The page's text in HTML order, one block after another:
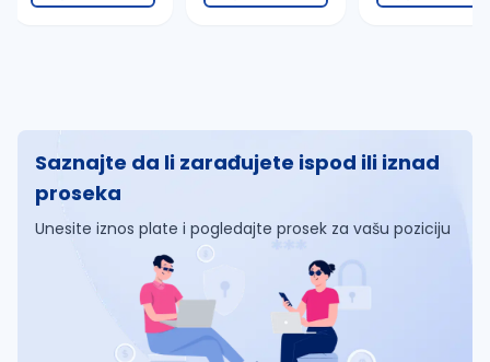
Saznajte da li zarađujete ispod ili iznad
proseka
Unesite iznos plate i pogledajte prosek za vašu poziciju